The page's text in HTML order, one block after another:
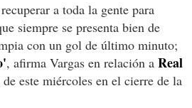
a toda la gente para
siempre se presenta bien de
con un gol de último minuto;
, afirma Vargas en relación a Real
este miércoles en el cierre de la